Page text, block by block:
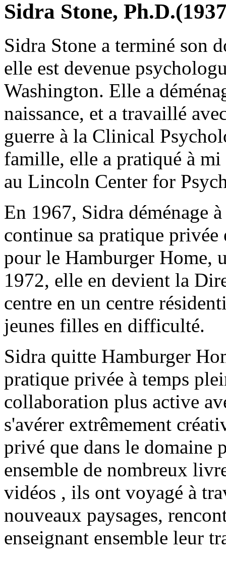
Sidra Stone,
Sidra Stone a terminé son
elle est devenue
Washington. Elle a
naissance, et a travaillé
guerre à la Clinical
famille, elle a pratiqué à mi
au Lincoln Center for
En 1967, Sidra déménage
continue sa pratique
pour le Hamburger Home,
1972, elle en devient la
centre en un centre
jeunes filles en difficulté.
Sidra quitte Hamburger
pratique privée à temps
collaboration plus active
s'avérer extrêmement
privé que dans le domaine
ensemble de nombreux
vidéos , ils ont voyagé à
nouveaux paysages,
enseignant ensemble leur